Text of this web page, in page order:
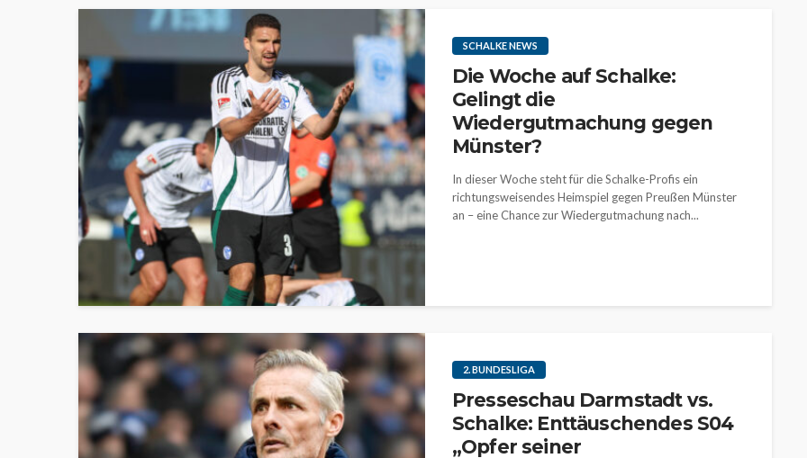
SCHALKE NEWS
Die Woche auf Schalke:
Gelingt die
Wiedergutmachung gegen
Münster?
In dieser Woche steht für die Schalke-Profis ein
richtungsweisendes Heimspiel gegen Preußen Münster
an – eine Chance zur Wiedergutmachung nach...
2. BUNDESLIGA
Presseschau Darmstadt vs.
Schalke: Enttäuschendes S04
„Opfer seiner